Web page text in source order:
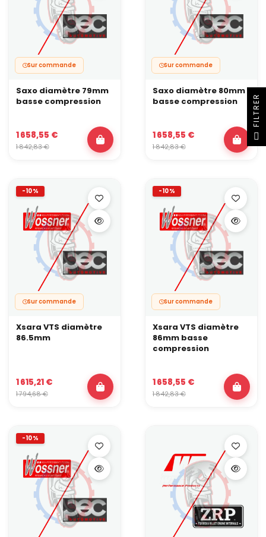
Sur commande
Saxo diamètre 79mm
basse compression
1 658,55 €
1 842,83 €
Sur commande
Saxo diamètre 80mm
basse compression
1 658,55 €
1 842,83 €
-10%
Sur commande
Xsara VTS diamètre
86.5mm
1 615,21 €
1 794,68 €
-10%
Sur commande
Xsara VTS diamètre
86mm basse
compression
1 658,55 €
1 842,83 €
-10%
R